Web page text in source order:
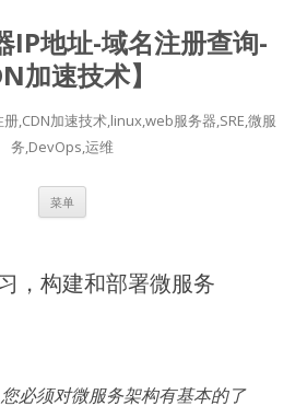
IP地址-域名注册查询-
加速技术】
,CDN加速技术,linux,web服务器,SRE,微服
务,DevOps,运维
菜单
，构建和部署微服务
必须对微服务架构有基本的了